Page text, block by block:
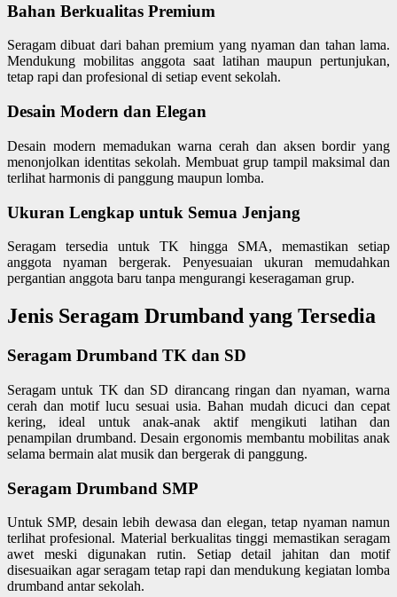
Bahan Berkualitas Premium
Seragam dibuat dari bahan premium yang nyaman dan tahan lama.
Mendukung mobilitas anggota saat latihan maupun pertunjukan,
tetap rapi dan profesional di setiap event sekolah.
Desain Modern dan Elegan
Desain modern memadukan warna cerah dan aksen bordir yang
menonjolkan identitas sekolah. Membuat grup tampil maksimal dan
terlihat harmonis di panggung maupun lomba.
Ukuran Lengkap untuk Semua Jenjang
Seragam tersedia untuk TK hingga SMA, memastikan setiap
anggota nyaman bergerak. Penyesuaian ukuran memudahkan
pergantian anggota baru tanpa mengurangi keseragaman grup.
Jenis Seragam Drumband yang Tersedia
Seragam Drumband TK dan SD
Seragam untuk TK dan SD dirancang ringan dan nyaman, warna
cerah dan motif lucu sesuai usia. Bahan mudah dicuci dan cepat
kering, ideal untuk anak-anak aktif mengikuti latihan dan
penampilan drumband. Desain ergonomis membantu mobilitas anak
selama bermain alat musik dan bergerak di panggung.
Seragam Drumband SMP
Untuk SMP, desain lebih dewasa dan elegan, tetap nyaman namun
terlihat profesional. Material berkualitas tinggi memastikan seragam
awet meski digunakan rutin. Setiap detail jahitan dan motif
disesuaikan agar seragam tetap rapi dan mendukung kegiatan lomba
drumband antar sekolah.